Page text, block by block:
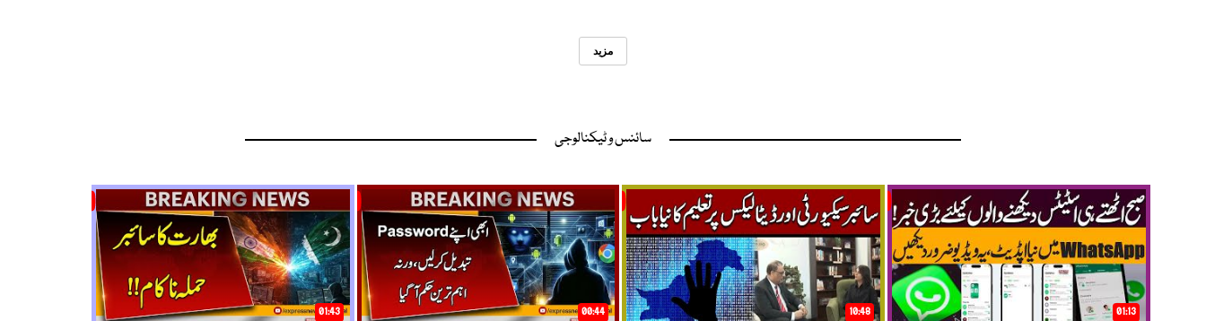
مزید
سائنس و ٹیکنالوجی
01:13
10:48
00:44
01:43